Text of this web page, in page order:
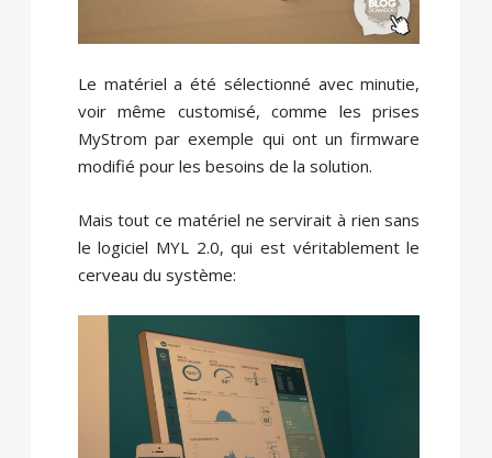
Le matériel a été sélectionné avec minutie,
voir même customisé, comme les prises
MyStrom par exemple qui ont un firmware
modifié pour les besoins de la solution.
Mais tout ce matériel ne servirait à rien sans
le logiciel MYL 2.0, qui est véritablement le
cerveau du système: